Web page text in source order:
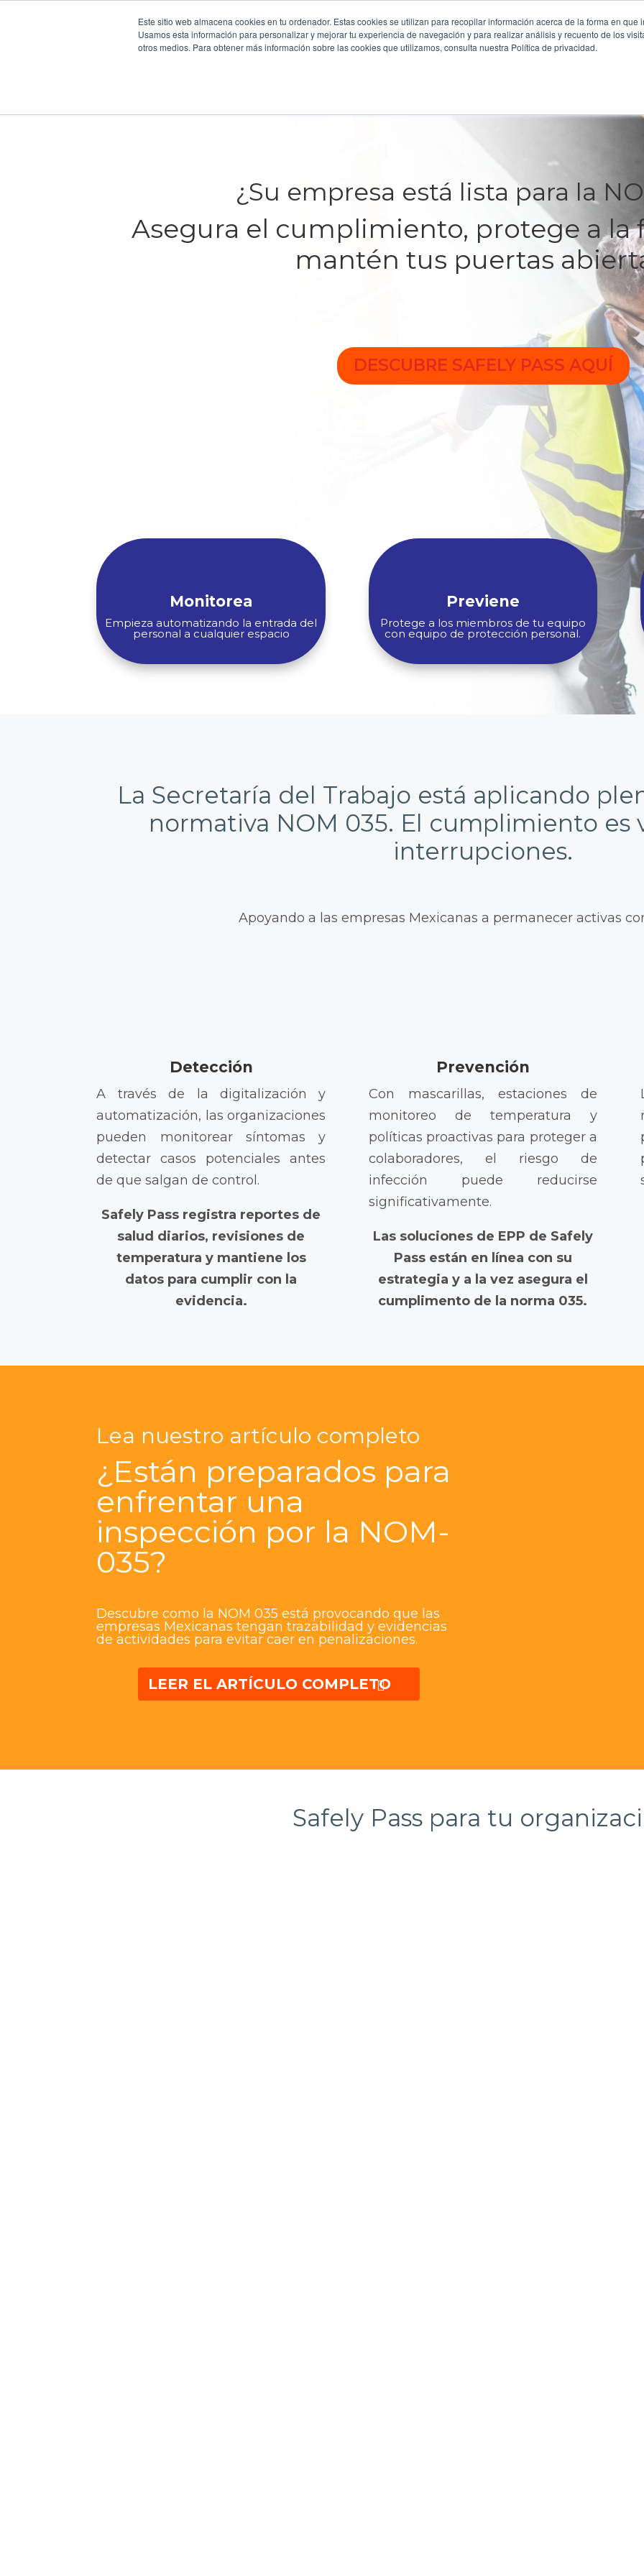
Este sitio web almacena cookies en tu ordenador. Estas cookies se utilizan para recopilar información acerca de la forma en
Usamos esta información para personalizar y mejorar tu experiencia de navegación y para realizar análisis y recuento de los
otros medios. Para obtener más información sobre las cookies que utilizamos, consulta nuestra Política de privacidad.
Recursos
¿Su empresa está lista para la
Asegura el cumplimiento, protege a la
mantén tus puertas
DESCUBRE SAFELY PASS AQUÍ
Monitorea
Empieza automatizando la entrada del
personal a cualquier espacio
Previene
Protege a los miembros de tu equipo
con equipo de protección personal.
La Secretaría del Trabajo está aplicando
normativa NOM 035. El cumplimiento es
interrupciones.
Apoyando a las empresas Mexicanas a permanecer activas
Detección
A través de la digitalización y
automatización, las organizaciones
pueden monitorear síntomas y
detectar casos potenciales antes
de que salgan de control.
Safely Pass registra reportes de
salud diarios, revisiones de
temperatura y mantiene los
datos para cumplir con la
evidencia.
Prevención
Con mascarillas, estaciones de
monitoreo de temperatura y
políticas proactivas para proteger a
colaboradores, el riesgo de
infección puede reducirse
significativamente.
Las soluciones de EPP de Safely
Pass están en línea con su
estrategia y a la vez asegura el
cumplimento de la norma 035.
Lea nuestro artículo completo
¿Están preparados para
enfrentar una
inspección por la NOM-
035?
Descubre como la NOM 035 está provocando que las
empresas Mexicanas tengan trazabilidad y evidencias
de actividades para evitar caer en penalizaciones.
LEER EL ARTÍCULO COMPLETO
Safely Pass para tu